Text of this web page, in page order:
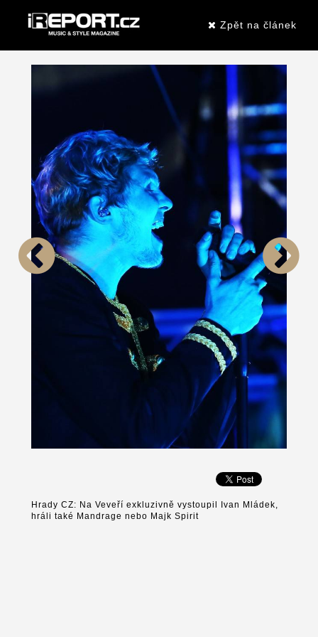
Zpět na článek
Hrady CZ: Na Veveří exkluzivně vystoupil Ivan Mládek,
hráli také Mandrage nebo Majk Spirit